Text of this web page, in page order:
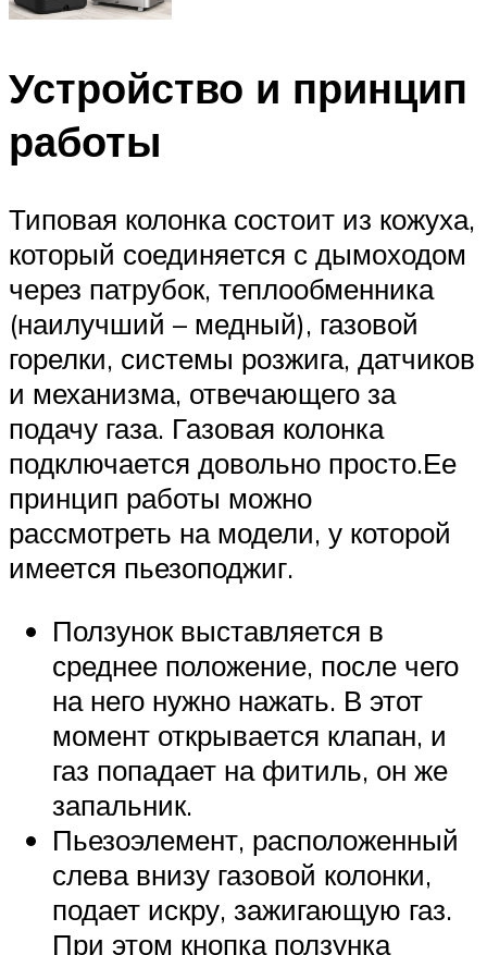
Устройство и принцип
работы
Типовая колонка состоит из кожуха,
который соединяется с дымоходом
через патрубок, теплообменника
(наилучший – медный), газовой
горелки, системы розжига, датчиков
и механизма, отвечающего за
подачу газа. Газовая колонка
подключается довольно просто.Ее
принцип работы можно
рассмотреть на модели, у которой
имеется пьезоподжиг.
Ползунок выставляется в
среднее положение, после чего
на него нужно нажать. В этот
момент открывается клапан, и
газ попадает на фитиль, он же
запальник.
Пьезоэлемент, расположенный
слева внизу газовой колонки,
подает искру, зажигающую газ.
При этом кнопка ползунка